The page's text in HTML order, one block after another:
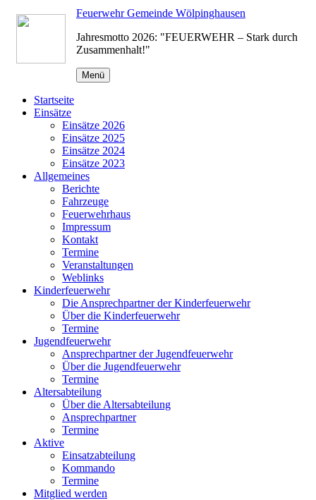
Zum
Inhalt
Feuerwehr Gemeinde Wölpinghausen
Jahresmotto 2026: "FEUERWEHR – Stark durch
Zusammenhalt!"
Menü
Startseite
Einsätze
Einsätze 2026
Einsätze 2025
Einsätze 2024
Einsätze 2023
Allgemeines
Berichte
Fahrzeuge
Feuerwehrhaus
Impressum
Kontakt
Termine
Veranstaltungen
Weblinks
Kinderfeuerwehr
Die Ansprechpartner der Kinderfeuerwehr
Über die Kinderfeuerwehr
Termine
Jugendfeuerwehr
Ansprechpartner der Jugendfeuerwehr
Über die Jugendfeuerwehr
Termine
Altersabteilung
Über die Altersabteilung
Ansprechpartner
Termine
Aktive
Einsatzabteilung
Kommando
Termine
Mitglied werden